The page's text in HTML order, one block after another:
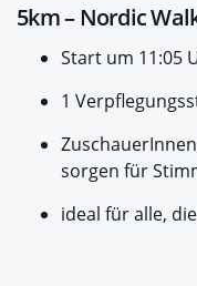
5km – Nordic
Start um 11:05
1
sorgen für
ideal für alle,